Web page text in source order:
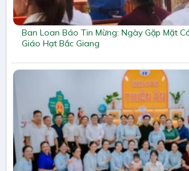
Ban Loan Báo Tin Mừng: Ngày Gặp Mặt
Giáo Hạt Bắc Giang